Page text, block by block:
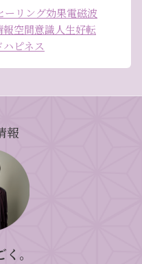
ーリング効果電磁波
報空間意識人生好転
ピネス
報
。